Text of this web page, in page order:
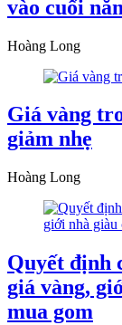
vào cuối
Hoàng Long
Giá vàng
giảm nhẹ
Hoàng Long
Quyết định
giá vàng,
mua gom